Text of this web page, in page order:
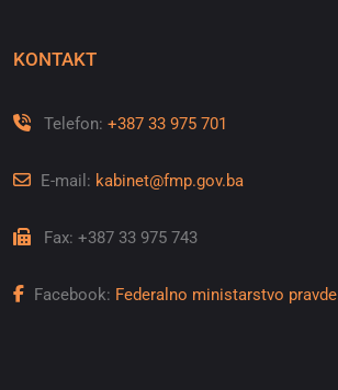
KONTAKT
Telefon: +387 33 975 701
E-mail: kabinet@fmp.gov.ba
Fax: +387 33 975 743
Facebook: Federalno ministarstvo pravde